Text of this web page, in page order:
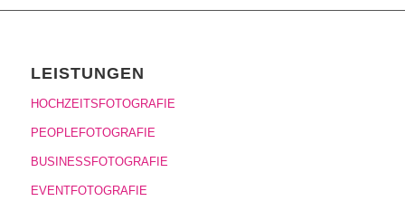
LEISTUNGEN
HOCHZEITSFOTOGRAFIE
PEOPLEFOTOGRAFIE
BUSINESSFOTOGRAFIE
EVENTFOTOGRAFIE